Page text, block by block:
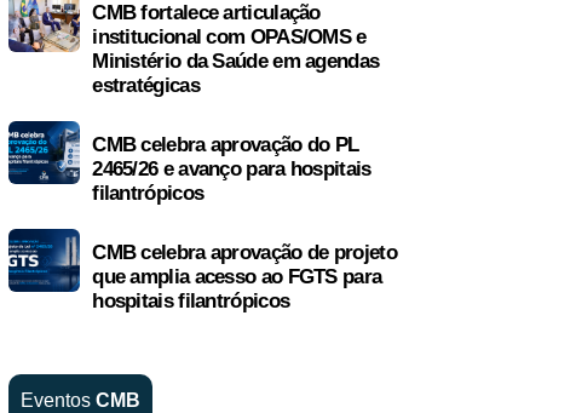
CMB fortalece articulação
institucional com OPAS/OMS e
Ministério da Saúde em agendas
estratégicas
CMB celebra aprovação do PL
2465/26 e avanço para hospitais
filantrópicos
CMB celebra aprovação de projeto
que amplia acesso ao FGTS para
hospitais filantrópicos
Eventos CMB